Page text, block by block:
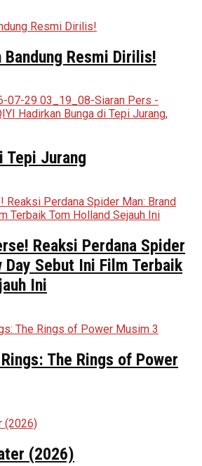
Bandung Resmi Dirilis!
Tepi Jurang
Reaksi Perdana Spider
Day Sebut Ini Film Terbaik
Ini
The Rings of Power
(2026)